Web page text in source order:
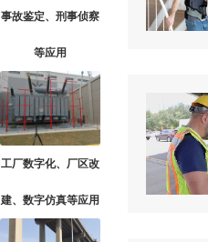
事故鉴定、刑事侦察
等应用
工厂数字化、厂区改
建、数字仿真等应用